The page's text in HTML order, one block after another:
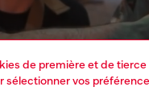
de première et de
sélectionner vos